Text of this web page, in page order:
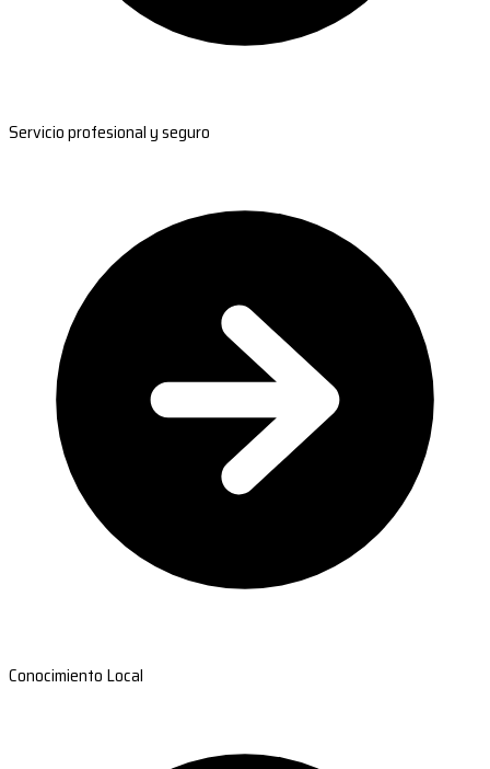
Servicio profesional y seguro
Conocimiento Local